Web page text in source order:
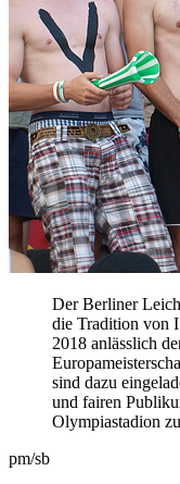
Der Berliner
die Tradition von
2018 anlässlich
sind dazu
und fairen
Olympiastadion
pm/sb